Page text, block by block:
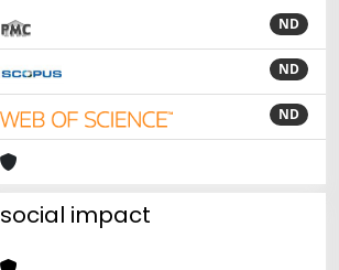
ND
ND
ND
social impact